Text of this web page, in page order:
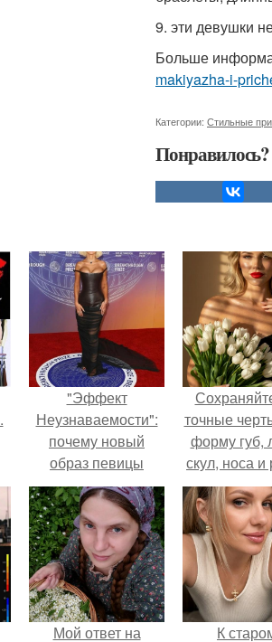
9. эти девушки
Больше
makiyazha-i-
Категории: Стильные
Понравилось?
"Эффект
Неузнаваемости":
почему новый
образ певицы
вызвал споры о
гранях
возможного?
точные
форму губ,
скул, носа и
глаз.
Мой ответ на К